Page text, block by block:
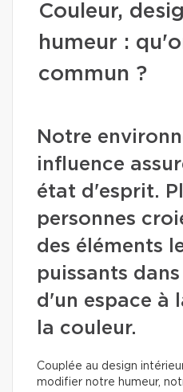
Couleur,
humeur :
commun ?
Notre
influence
état d'esprit.
personnes
des éléments
puissants
d'un espace à
la couleur.
Couplée au design
modifier notre humeur,